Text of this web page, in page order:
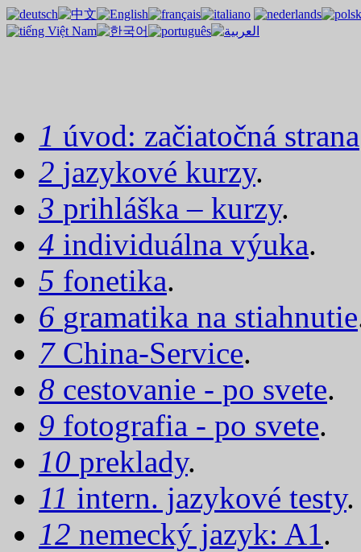
1 úvod: začiatočná strana
2 jazykové kurzy.
3 prihláška – kurzy.
4 individuálna výuka.
5 fonetika.
6 gramatika na stiahnutie
7 China-Service.
8 cestovanie - po svete.
9 fotografia - po svete.
10 preklady.
11 intern. jazykové testy.
12 nemecký jazyk: A1.